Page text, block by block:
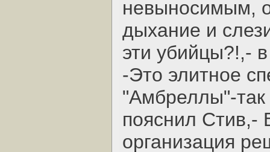
невыносимым,
дыхание и
эти убийцы?!,-
-Это элитное
"Амбреллы"-
пояснил Стив,-
организация